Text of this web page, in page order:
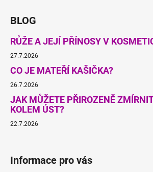
BLOG
RŮŽE A JEJÍ PŘÍNOSY V
27.7.2026
CO JE MATEŘÍ KAŠIČKA?
26.7.2026
JAK MŮŽETE PŘIROZENĚ
KOLEM ÚST?
22.7.2026
Informace pro vás